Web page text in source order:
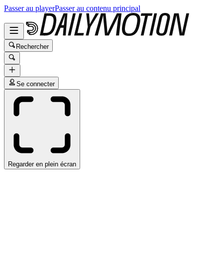
Passer au playerPasser au contenu principal
Rechercher
Se connecter
Regarder en plein écran